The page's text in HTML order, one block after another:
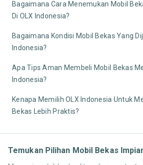
Bagaimana Cara Menemukan Mobil
Di OLX Indonesia?
Bagaimana Kondisi Mobil Bekas Yang
Indonesia?
Apa Tips Aman Membeli Mobil Bekas
Indonesia?
Kenapa Memilih OLX Indonesia Untuk
Bekas Lebih Praktis?
Temukan Pilihan Mobil Bekas